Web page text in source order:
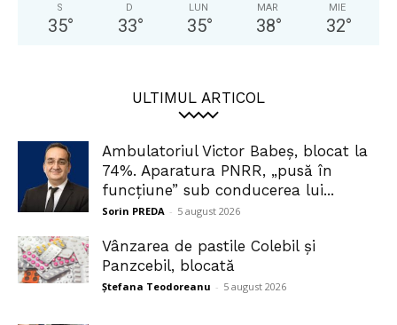
S
35°
D
33°
LUN
35°
MAR
38°
MIE
32°
ULTIMUL ARTICOL
Ambulatoriul Victor Babeș, blocat la
74%. Aparatura PNRR, „pusă în
funcțiune” sub conducerea lui...
Sorin PREDA - 5 august 2026
Vânzarea de pastile Colebil și
Panzcebil, blocată
Ștefana Teodoreanu - 5 august 2026